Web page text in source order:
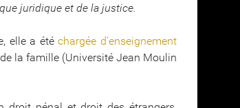
juridique et de la justice.
elle a étéchargée d'enseignement
la famille (Université Jean Moulin